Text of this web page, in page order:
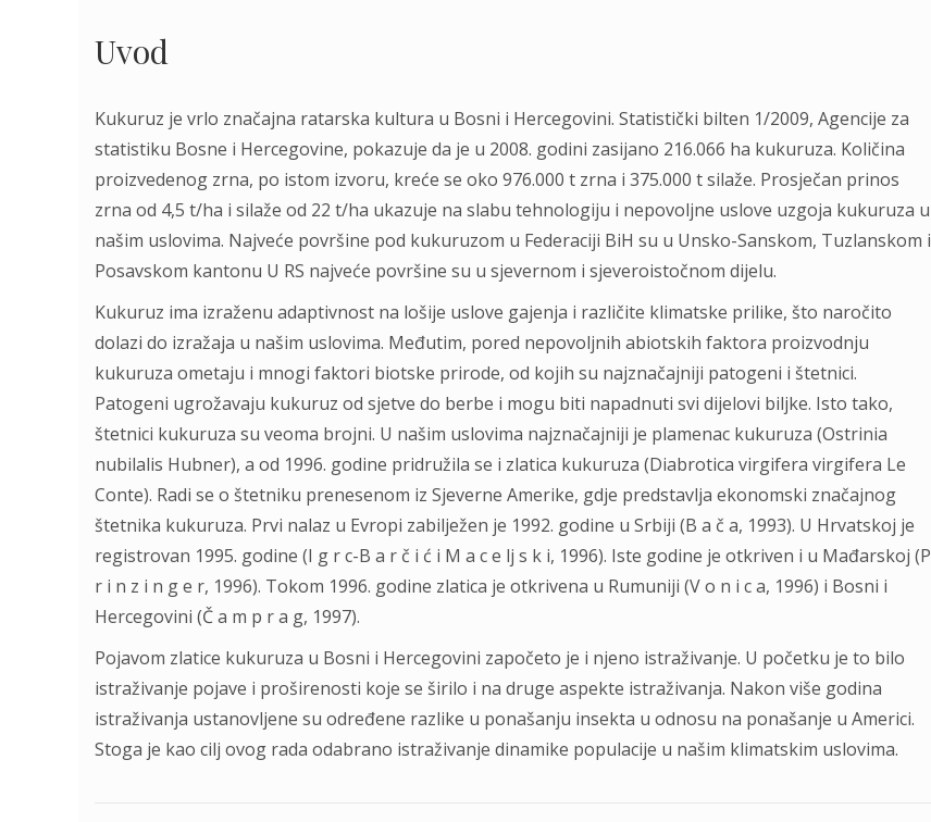
Uvod
Kukuruz je vrlo značajna ratarska kultura u Bosni i Hercegovini. Statistički bilten 1/2009, Agencije za
statistiku Bosne i Hercegovine, pokazuje da je u 2008. godini zasijano 216.066 ha kukuruza. Količina
proizvedenog zrna, po istom izvoru, kreće se oko 976.000 t zrna i 375.000 t silaže. Prosječan prinos
zrna od 4,5 t/ha i silaže od 22 t/ha ukazuje na slabu tehnologiju i nepovoljne uslove uzgoja kukuruza u
našim uslovima. Najveće površine pod kukuruzom u Federaciji BiH su u Unsko-Sanskom, Tuzlanskom i
Posavskom kantonu U RS najveće površine su u sjevernom i sjeveroistočnom dijelu.
Kukuruz ima izraženu adaptivnost na lošije uslove gajenja i različite klimatske prilike, što naročito
dolazi do izražaja u našim uslovima. Međutim, pored nepovoljnih abiotskih faktora proizvodnju
kukuruza ometaju i mnogi faktori biotske prirode, od kojih su najznačajniji patogeni i štetnici.
Patogeni ugrožavaju kukuruz od sjetve do berbe i mogu biti napadnuti svi dijelovi biljke. Isto tako,
štetnici kukuruza su veoma brojni. U našim uslovima najznačajniji je plamenac kukuruza (Ostrinia
nubilalis Hubner), a od 1996. godine pridružila se i zlatica kukuruza (Diabrotica virgifera virgifera Le
Conte). Radi se o štetniku prenesenom iz Sjeverne Amerike, gdje predstavlja ekonomski značajnog
štetnika kukuruza. Prvi nalaz u Evropi zabilježen je 1992. godine u Srbiji (B a č a, 1993). U Hrvatskoj je
registrovan 1995. godine (I g r c-B a r č i ć i M a c e lj s k i, 1996). Iste godine je otkriven i u Mađarskoj (P
r i n z i n g e r, 1996). Tokom 1996. godine zlatica je otkrivena u Rumuniji (V o n i c a, 1996) i Bosni i
Hercegovini (Č a m p r a g, 1997).
Pojavom zlatice kukuruza u Bosni i Hercegovini započeto je i njeno istraživanje. U početku je to bilo
istraživanje pojave i proširenosti koje se širilo i na druge aspekte istraživanja. Nakon više godina
istraživanja ustanovljene su određene razlike u ponašanju insekta u odnosu na ponašanje u Americi.
Stoga je kao cilj ovog rada odabrano istraživanje dinamike populacije u našim klimatskim uslovima.